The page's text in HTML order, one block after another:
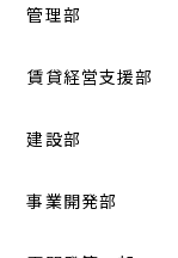
管理部
賃貸経営支援部
建設部
事業開発部